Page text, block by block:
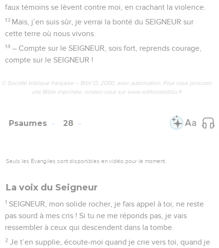
faux témoins se lèvent contre moi, en crachant la violence.
13 Mais, j’en suis sûr, je verrai la bonté du SEIGNEUR sur
cette terre où nous vivons.
14 – Compte sur le SEIGNEUR, sois fort, reprends courage,
compte sur le SEIGNEUR !
© Société biblique française – Bibli’O, 2000, avec autorisation. Pour vous procurer
une Bible imprimée, rendez-vous sur www.editionsbiblio.fr
Psaumes 28
Seuls les Évangiles sont disponibles en vidéo pour le moment.
La voix du Seigneur
1 SEIGNEUR, mon solide rocher, je fais appel à toi, ne reste
pas sourd à mes cris ! Si tu ne me réponds pas, je vais
ressembler à ceux qui descendent dans la tombe.
2 Je t’en supplie, écoute-moi quand je crie vers toi, quand je